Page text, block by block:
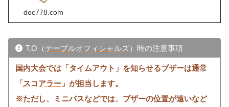
doc778.com
T.O（テーブルオフィシャルズ）時の注意事項
国内大会では「タイムアウト」を知らせるブザーは通常
「スコアラー 」が担当します。
※ただし、ミニバスなどでは、ブザーの位置が遠いなど